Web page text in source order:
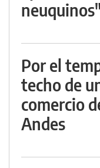
neuquinos"
Por el
techo de
comercio
Andes